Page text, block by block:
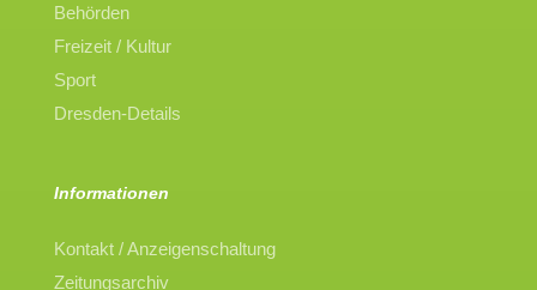
Behörden
Freizeit / Kultur
Sport
Dresden-Details
Informationen
Kontakt / Anzeigenschaltung
Zeitungsarchiv